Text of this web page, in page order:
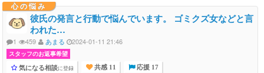
心の悩み
彼氏の発言と行動で悩んでいます。 ゴミクズ女などと言
われた…
1 459 あまる 2024-01-11 21:46
スタッフのお返事希望
気になる相談に登録 共感 11 応援 17